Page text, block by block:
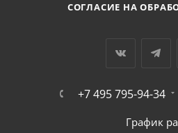
СОГЛАСИЕ НА
+7 495 795-94-34
График